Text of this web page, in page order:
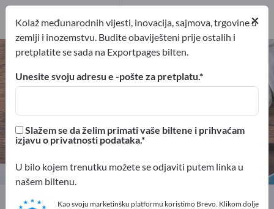
Oprema za vrtove – pronađite
proizvođače i dobavljače
Distributeri
Exportpages Kućanstvo i vrt Oprema za vrtove
×
Kolaž međunarodnih vijesti, inovacija, sajmova, trgovine u
zemlji i inozemstvu. Budite obaviješteni prije ostalih i
pretplatite se sada na Exportpages bilten.
Unesite svoju adresu e -pošte za pretplatu.
Slažem se da želim primati vaše biltene i prihvaćam
izjavu o privatnosti podataka.
U bilo kojem trenutku možete se odjaviti putem linka u
našem biltenu.
Kao svoju marketinšku platformu koristimo Brevo. Klikom dolje